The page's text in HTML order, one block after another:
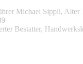
Michael Sippli,
Bestatter,